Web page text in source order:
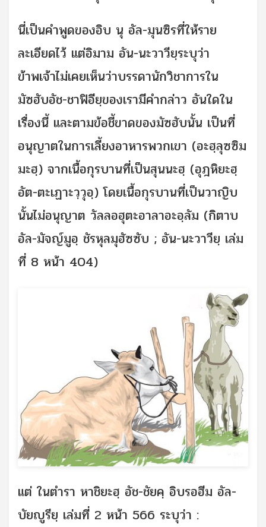
นี่เป็นคำพูดของอิบ นุ อัล-มุนซิรที่ให้ราย
ละเอียดไว้ แต่อิมาม อัน-นะวาวียฺระบุว่า
ข้าพเจ้าไม่เคยเห็นว่าบรรดานักวิชาการใน
มัซฮับอัช-ชาฟิอียฺของเรามีคำกล่าว อันใดใน
เรื่องนี้ และตามข้อชี้ขาดของมัซฮับนั้น เป็นที่
อนุญาตในการเลี้ยงอาหารพวกเขา (อะฮฺลุซซิม
มะฮฺ) จากเนื้อกุรบานที่เป็นสุนนะฮฺ (อุฎหิยะฮฺ
อัต-ตะเฏาะวฺวุอฺ) โดยเนื้อกุรบานที่เป็นวาญิบ
นั้นไม่อนุญาต วัลลอฮุตะอาลาอะอฺลัม (กิตาบ
อัล-มัจญ์มูอฺ ชัรหุลมุฮัซซับ ; อัน-นะวาวียฺ เล่ม
ที่ 8 หน้า 404)
แต่ ในตำรา หาชิยะฮฺ อัช-ชัยคฺ อิบรอฮีม อัล-
บัยญูรียฺ เล่มที่ 2 หน้า 566 ระบุว่า :